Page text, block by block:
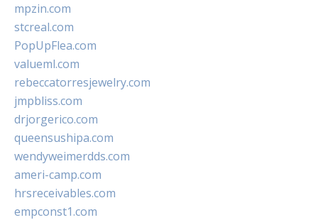
mpzin.com
stcreal.com
PopUpFlea.com
valueml.com
rebeccatorresjewelry.com
jmpbliss.com
drjorgerico.com
queensushipa.com
wendyweimerdds.com
ameri-camp.com
hrsreceivables.com
empconst1.com